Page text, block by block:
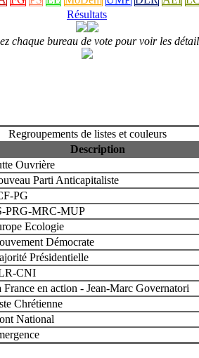
Résultats
chaque bureau de vote pour voir les
Regroupements de listes et couleurs
Description
Ouvrière
Parti Anticapitaliste
PG
PRG-MRC-MUP
Ecologie
Démocrate
Présidentielle
CNI
France en action - Jean-Marc Governatori
Chrétienne
National